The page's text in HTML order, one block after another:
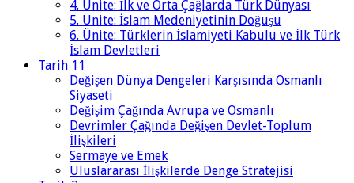
4. Ünite: İlk ve Orta Çağlarda Türk Dünyası
5. Ünite: İslam Medeniyetinin Doğuşu
6. Ünite: Türklerin İslamiyeti Kabulu ve İlk Türk
İslam Devletleri
Tarih 11
Değişen Dünya Dengeleri Karşısında Osmanlı
Siyaseti
Değişim Çağında Avrupa ve Osmanlı
Devrimler Çağında Değişen Devlet-Toplum
İlişkileri
Sermaye ve Emek
Uluslararası İlişkilerde Denge Stratejisi